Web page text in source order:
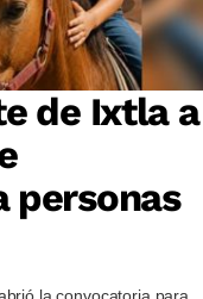
de Ixtla a
personas